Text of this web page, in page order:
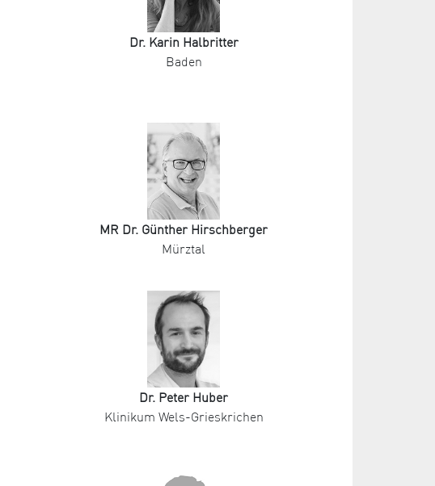
Dr. Karin Halbritter
Baden
MR Dr. Günther Hirschberger
Mürztal
Dr. Peter Huber
Klinikum Wels-Grieskrichen